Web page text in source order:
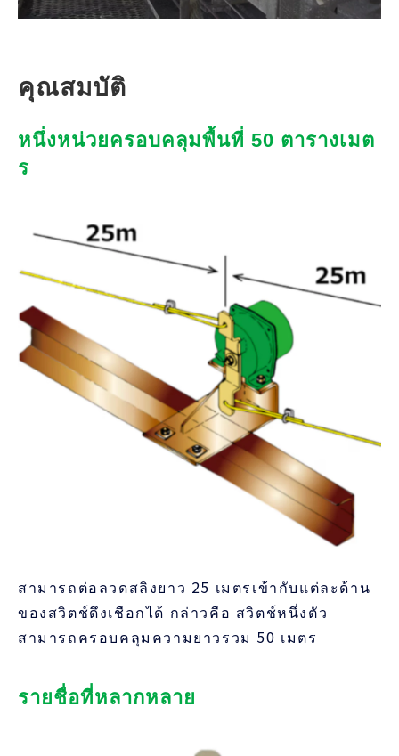
คุณสมบัติ
หนึ่งหน่วยครอบคลุมพื้นที่ 50 ตารางเมต
ร
สามารถต่อลวดสลิงยาว 25 เมตรเข้ากับแต่ละด้าน
ของสวิตช์ดึงเชือกได้ กล่าวคือ สวิตช์หนึ่งตัว
สามารถครอบคลุมความยาวรวม 50 เมตร
รายชื่อที่หลากหลาย